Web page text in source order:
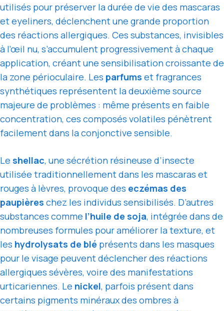
utilisés pour préserver la durée de vie des mascaras
et eyeliners, déclenchent une grande proportion
des réactions allergiques. Ces substances, invisibles
à l’œil nu, s’accumulent progressivement à chaque
application, créant une sensibilisation croissante de
la zone périoculaire. Les parfums et fragrances
synthétiques représentent la deuxième source
majeure de problèmes : même présents en faible
concentration, ces composés volatiles pénètrent
facilement dans la conjonctive sensible.
Le shellac, une sécrétion résineuse d’insecte
utilisée traditionnellement dans les mascaras et
rouges à lèvres, provoque des eczémas des
paupières chez les individus sensibilisés. D’autres
substances comme l’huile de soja, intégrée dans de
nombreuses formules pour améliorer la texture, et
les hydrolysats de blé présents dans les masques
pour le visage peuvent déclencher des réactions
allergiques sévères, voire des manifestations
urticariennes. Le nickel, parfois présent dans
certains pigments minéraux des ombres à